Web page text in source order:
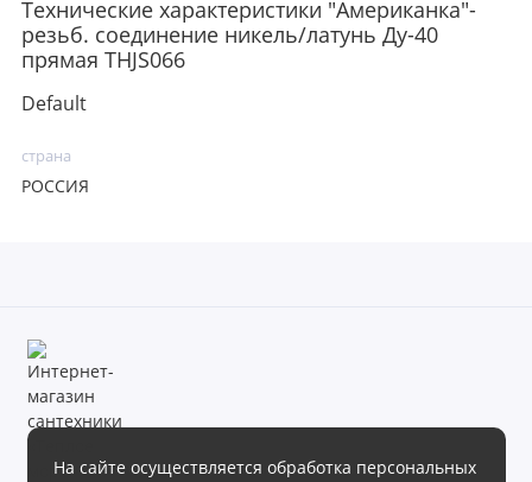
Технические характеристики "Американка"-
резьб. соединение никель/латунь Ду-40
прямая THJS066
Default
страна
РОССИЯ
На сайте осуществляется обработка персональных